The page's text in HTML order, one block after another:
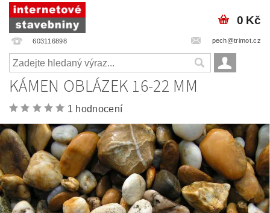
603116898 pech@trimot.cz
0 Kč
KÁMEN OBLÁZEK 16-22 MM
1 hodnocení